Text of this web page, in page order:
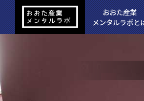
おおた産業
メンタルラボと